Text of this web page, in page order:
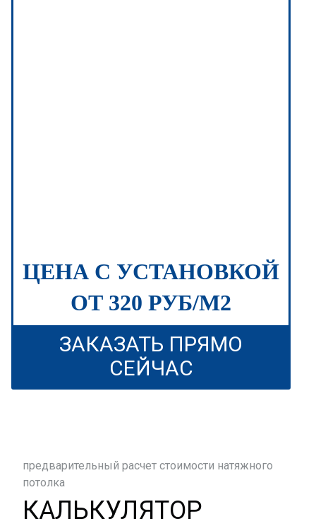
ЦЕНА С УСТАНОВКОЙ
ОТ 320 РУБ/М2
ЗАКАЗАТЬ ПРЯМО
СЕЙЧАС
предварительный расчет стоимости натяжного
потолка
КАЛЬКУЛЯТОР